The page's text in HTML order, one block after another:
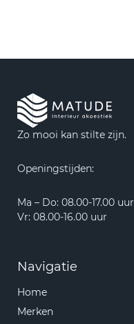
Zo mooi kan stilte zijn.
Openingstijden:
Ma – Do: 08.00-17.00 uur
Vr: 08.00-16.00 uur
Navigatie
Home
Merken